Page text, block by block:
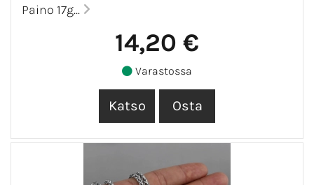
Paino 17g...
14,20 €
Varastossa